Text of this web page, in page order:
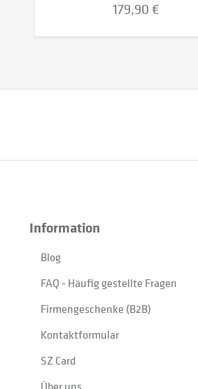
179,90 €
Information
Blog
FAQ - Häufig gestellte Fragen
Firmengeschenke (B2B)
Kontaktformular
SZ Card